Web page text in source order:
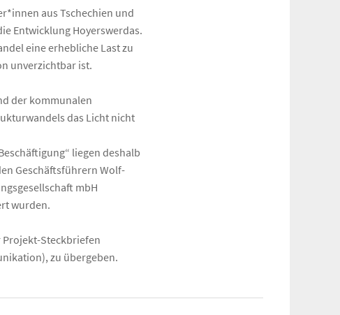
aus Tschechien und
Entwicklung Hoyerswerdas.
eine erhebliche Last zu
unverzichtbar ist.
der kommunalen
das Licht nicht
liegen deshalb
Geschäftsführern Wolf-
mbH
wurden.
Projekt-Steckbriefen
zu übergeben.